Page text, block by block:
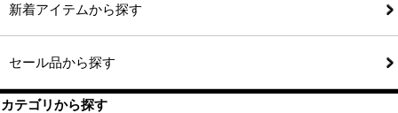
新着アイテムから探す
セール品から探す
カテゴリから探す